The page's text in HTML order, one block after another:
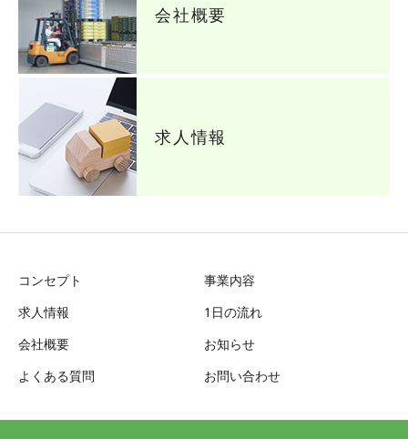
会社概要
求人情報
コンセプト
事業内容
求人情報
1日の流れ
会社概要
お知らせ
よくある質問
お問い合わせ